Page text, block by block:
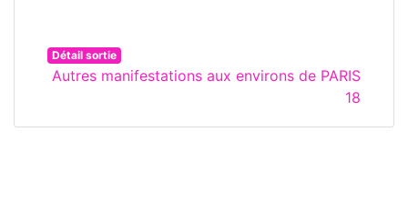
Détail sortie
Autres manifestations aux environs de PARIS
18